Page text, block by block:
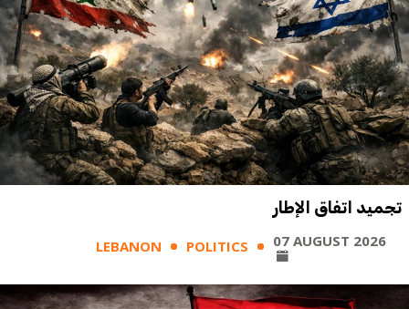
تجميد اتفاق الإطار
LEBANON POLITICS 07 AUGUST 2026